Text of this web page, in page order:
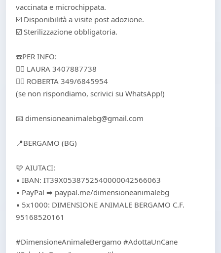
vaccinata e microchippata.
☑️ Disponibilità a visite post adozione.
☑️ Sterilizzazione obbligatoria.
☎️PER INFO:
👉🏻 LAURA 3407887738
👉🏻 ROBERTA 349/6845954
(se non rispondiamo, scrivici su WhatsApp!)
📧 dimensioneanimalebg@gmail.com
📍BERGAMO (BG)
🩷 AIUTACI:
▪️ IBAN: IT39X0538752540000042566063
▪️ PayPal ➡ paypal.me/dimensioneanimalebg
▪️ 5x1000: DIMENSIONE ANIMALE BERGAMO C.F.
95168520161
#DimensioneAnimaleBergamo #AdottaUnCane